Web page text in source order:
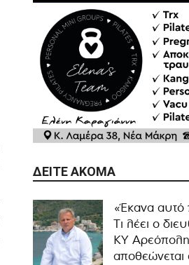
ΔΕΊΤΕ ΑΚΌΜΑ
«Έκανα
Τι λέει ο
ΚΥ
αποθεώνεται